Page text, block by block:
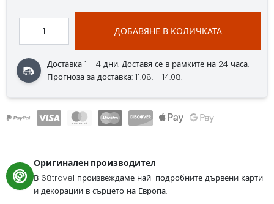
ДОБАВЯНЕ В КОЛИЧКАТА
Доставка 1 - 4 дни.Доставя се в рамките на 24 часа.
Прогноза за доставка: 11.08. - 14.08.
Оригинален производител
В 68travel произвеждаме най-подробните дървени карти
и декорации в сърцето на Европа.